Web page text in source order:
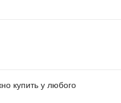
купить у любого